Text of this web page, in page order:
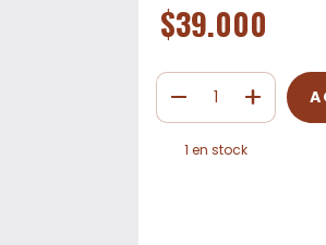
$39.000
1 en stock